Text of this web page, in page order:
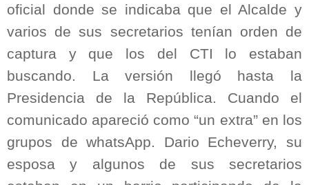
oficial donde se indicaba que el Alcalde y
varios de sus secretarios tenían orden de
captura y que los del CTI lo estaban
buscando. La versión llegó hasta la
Presidencia de la República. Cuando el
comunicado apareció como “un extra” en los
grupos de whatsApp. Dario Echeverry, su
esposa y algunos de sus secretarios